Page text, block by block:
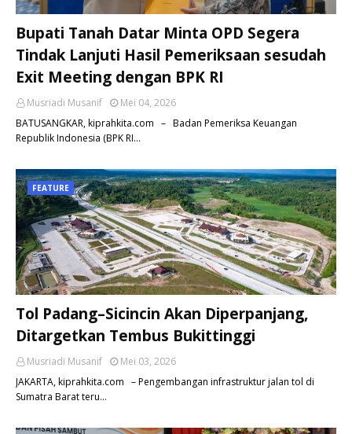
Bupati Tanah Datar Minta OPD Segera
Tindak Lanjuti Hasil Pemeriksaan sesudah
Exit Meeting dengan BPK RI
Musriadi Musanif
Mei 04, 2026
BATUSANGKAR, kiprahkita.com – Badan Pemeriksa Keuangan
Republik Indonesia (BPK RI…
FEATURE
Tol Padang–Sicincin Akan Diperpanjang,
Ditargetkan Tembus Bukittinggi
Musriadi Musanif
Mei 03, 2026
JAKARTA, kiprahkita.com – Pengembangan infrastruktur jalan tol di
Sumatra Barat teru…